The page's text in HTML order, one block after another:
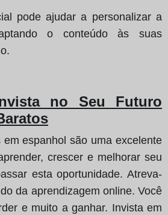
pode ajudar a personalizar a
o conteúdo às suas
no Seu Futuro
espanhol são uma excelente
crescer e melhorar seu
esta oportunidade. Atreva-
da aprendizagem online. Você
e muito a ganhar. Invista em